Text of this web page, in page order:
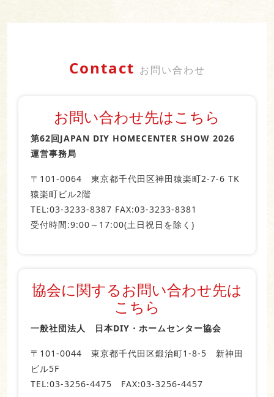
Contact お問い合わせ
お問い合わせ先はこちら
第62回JAPAN DIY HOMECENTER SHOW 2026
運営事務局
〒101‐0064 東京都千代田区神田猿楽町2-7-6 TK
猿楽町ビル2階
TEL:03-3233-8387 FAX:03-3233-8381
受付時間:9:00～17:00(土日祝日を除く)
協会に関するお問い合わせ先は
こちら
一般社団法人 日本DIY・ホームセンター協会
〒101-0044 東京都千代田区鍛治町1-8-5 新神田
ビル5F
TEL:03-3256-4475 FAX:03-3256-4457